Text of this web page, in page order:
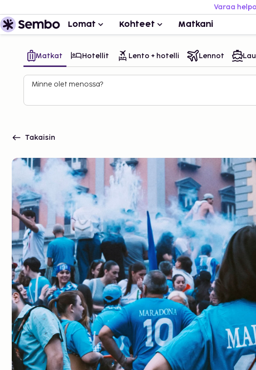
Varaa
Lomat Kohteet Matkani
Matkat Hotellit Lento + hotelli Lennot
Minne olet menossa?
Takaisin